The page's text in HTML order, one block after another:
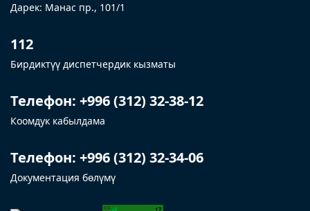
Дарек: Манас пр., 101/1
112
Бирдиктүү диспетчердик кызматы
Телефон: +996 (312) 32-38-12
Коомдук кабылдама
Телефон: +996 (312) 32-34-06
Документация бөлүмү